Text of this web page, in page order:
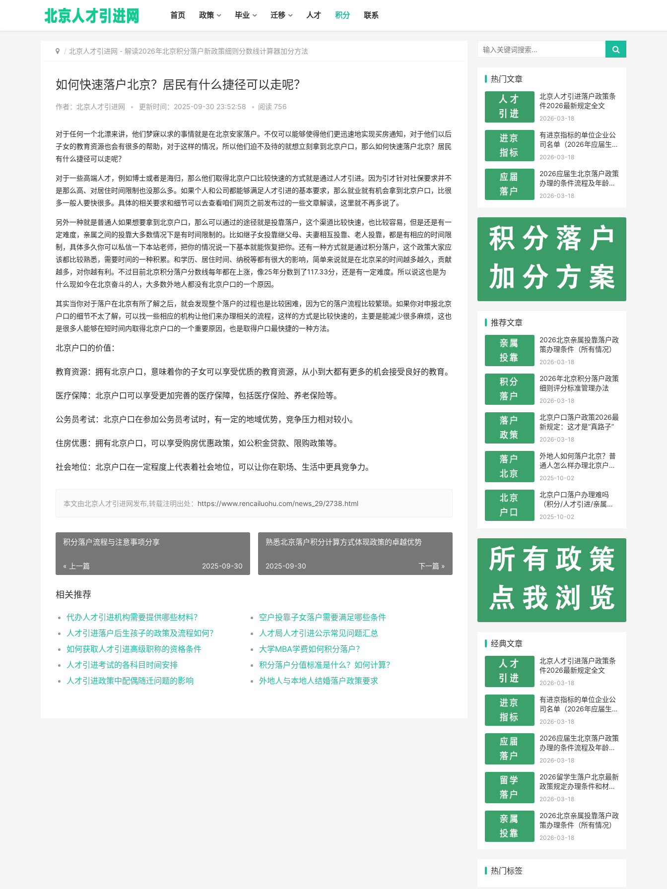
首页 政策 毕业 迁移 人才 积分 联系
北京人才引进网 - 解读2026年北京积分落户新政策细则分数线计算器加分方法
如何快速落户北京？居民有什么捷径可以走呢？
作者：北京人才引进网 • 更新时间：2025-09-30 23:52:58 • 阅读 756
对于任何一个北漂来讲，他们梦寐以求的事情就是在北京安家落户。不仅可以能够使得他们更迅速地实现买房通知，对于他们以后
子女的教育资源也会有很多的帮助，对于这样的情况，所以他们迫不及待的就想立刻拿到北京户口，那么如何快速落户北京？居民
有什么捷径可以走呢？
对于一些高端人才，例如博士或者是海归，那么他们取得北京户口比较快速的方式就是通过人才引进。因为引才针对社保要求并不
是那么高、对居住时间限制也没那么多。如果个人和公司都能够满足人才引进的基本要求，那么就业就有机会拿到北京户口，比很
多一般人要快很多。具体的相关要求和细节可以去查看咱们网页之前发布过的一些文章解读，这里就不再多说了。
另外一种就是普通人如果想要拿到北京户口，那么可以通过的途径就是投靠落户，这个渠道比较快速，也比较容易，但是还是有一
定难度，亲属之间的投靠大多数情况下是有时间限制的。比如继子女投靠继父母、夫妻相互投靠、老人投靠，都是有相应的时间限
制，具体多久你可以私信一下本站老师，把你的情况说一下基本就能恢复把你。还有一种方式就是通过积分落户，这个政策大家应
该都比较熟悉，需要时间的一种积累。和学历、居住时间、纳税等都有很大的影响，简单来说就是在北京呆的时间越多越久，贡献
越多，对你越有利。不过目前北京积分落户分数线每年都在上涨，像25年分数到了117.33分，还是有一定难度。所以说这也是为
什么现如今在北京奋斗的人，大多数外地人都没有北京户口的一个原因。
其实当你对于落户在北京有所了解之后，就会发现整个落户的过程也是比较困难，因为它的落户流程比较繁琐。如果你对申报北京
户口的细节不太了解，可以找一些相应的机构让他们来办理相关的流程，这样的方式是比较快速的，主要是能减少很多麻烦，这也
是很多人能够在短时间内取得北京户口的一个重要原因，也是取得户口最快捷的一种方法。
北京户口的价值：
教育资源：拥有北京户口，意味着你的子女可以享受优质的教育资源，从小到大都有更多的机会接受良好的教育。
医疗保障：北京户口可以享受更加完善的医疗保障，包括医疗保险、养老保险等。
公务员考试：北京户口在参加公务员考试时，有一定的地域优势，竞争压力相对较小。
住房优惠：拥有北京户口，可以享受购房优惠政策，如公积金贷款、限购政策等。
社会地位：北京户口在一定程度上代表着社会地位，可以让你在职场、生活中更具竞争力。
本文由北京人才引进网发布,转载注明出处： https://www.rencailuohu.com/news_29/2738.html
积分落户流程与注意事项分享
« 上一篇 2025-09-30
熟悉北京落户积分计算方式体现政策的卓越优势
下一篇 »
2025-09-30
相关推荐
代办人才引进机构需要提供哪些材料？
空户投靠子女落户需要满足哪些条件
人才引进落户后生孩子的政策及流程如何？
人才局人才引进公示常见问题汇总
如何获取人才引进高级职称的资格条件
大学MBA学费如何积分落户？
人才引进考试的各科目时间安排
积分落户分值标准是什么？如何计算？
人才引进政策中配偶随迁问题的影响
外地人与本地人结婚落户政策要求
热门文章
北京人才引进落户政策条
件2026最新规定全文
2026-03-18
有进京指标的单位企业公
司名单（2026年应届生留
学生）
2026-03-18
2026应届生北京落户政策
办理的条件流程及年龄限
制
2026-03-18
推荐文章
2026北京亲属投靠落户政
策办理条件（所有情况）
2026-03-18
2026年北京积分落户政策
细则评分标准管理办法
2026-03-18
北京户口落户政策2026最
新规定：这才是“真路子”
2026-03-18
外地人如何落户北京？普
通人怎么样办理北京户
口？
2025-10-02
北京户口落户办理难吗
（积分/人才引进/亲属投
靠）
2025-10-02
经典文章
北京人才引进落户政策条
件2026最新规定全文
2026-03-18
有进京指标的单位企业公
司名单（2026年应届生留
学生）
2026-03-18
2026应届生北京落户政策
办理的条件流程及年龄限
制
2026-03-18
2026留学生落户北京最新
政策规定办理条件和材料
及流程
2026-03-18
2026北京亲属投靠落户政
策办理条件（所有情况）
2026-03-18
热门标签